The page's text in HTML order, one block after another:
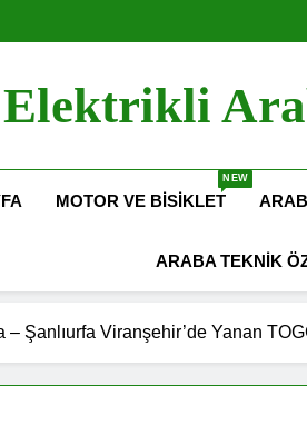
Elektrikli
MOTOR VE BISIKLET
NEW
ARABA TEKNIK
– Şanlıurfa Viranşehir’de Yanan